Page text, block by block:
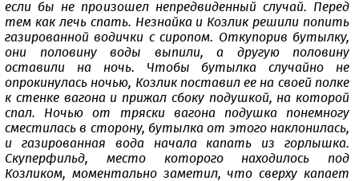
если бы не произошел непредвиденный случай. Перед
тем как лечь спать. Незнайка и Козлик решили попить
газированной водички с сиропом. Откупорив бутылку,
они половину воды выпили, а другую половину
оставили на ночь. Чтобы бутылка случайно не
опрокинулась ночью, Козлик поставил ее на своей полке
к стенке вагона и прижал сбоку подушкой, на которой
спал. Ночью от тряски вагона подушка понемногу
сместилась в сторону, бутылка от этого наклонилась,
и газированная вода начала капать из горлышка.
Скуперфильд, место которого находилось под
Козликом, моментально заметил, что сверху капает